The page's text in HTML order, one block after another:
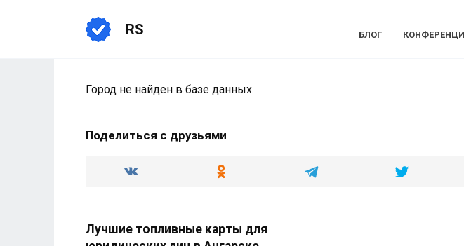
RS БЛОГ
Город не найден в базе данных.
Поделиться с друзьями
Лучшие топливные карты для